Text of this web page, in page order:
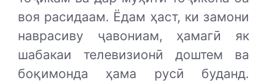
воя расидаам. Ёдам ҳаст, ки замони
наврасиву ҷавониам, ҳамагӣ як
шабакаи телевизионӣ доштем ва
боқимонда ҳама русӣ буданд.